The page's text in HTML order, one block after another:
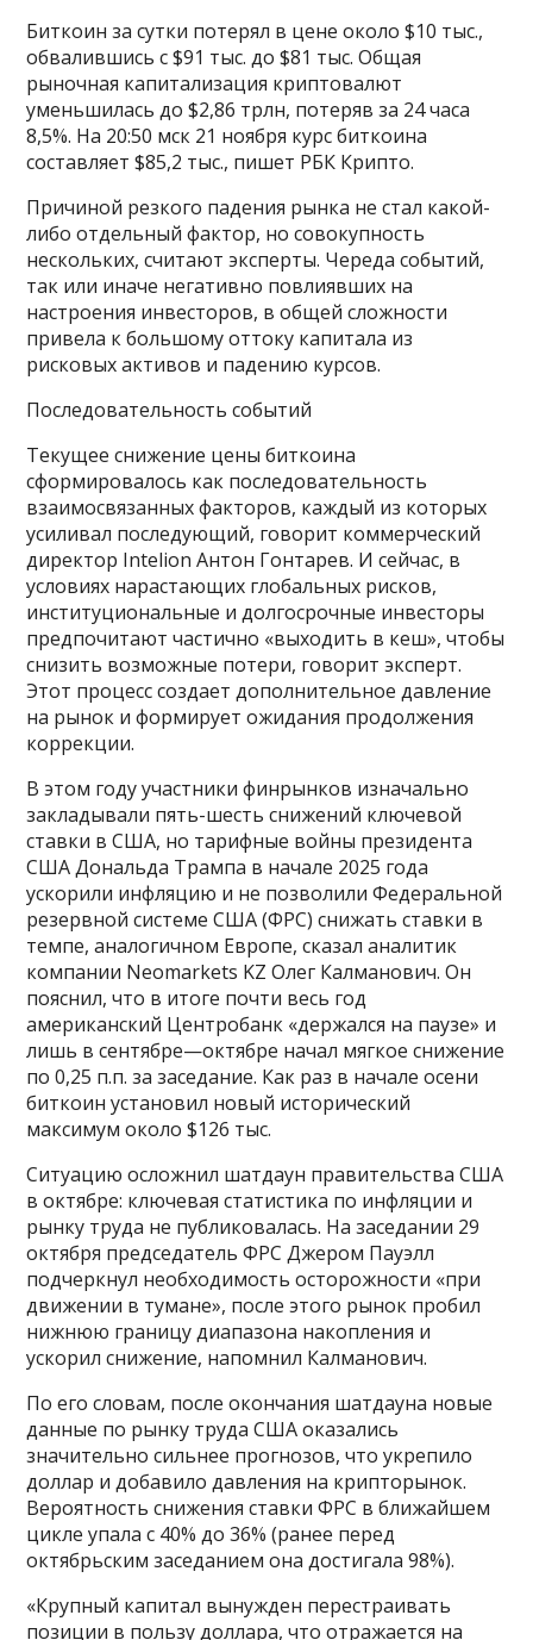
Биткоин за сутки потерял в цене около $10 тыс.,
обвалившись с $91 тыс. до $81 тыс. Общая
рыночная капитализация криптовалют
уменьшилась до $2,86 трлн, потеряв за 24 часа
8,5%. На 20:50 мск 21 ноября курс биткоина
составляет $85,2 тыс., пишет РБК Крипто.
Причиной резкого падения рынка не стал какой-
либо отдельный фактор, но совокупность
нескольких, считают эксперты. Череда событий,
так или иначе негативно повлиявших на
настроения инвесторов, в общей сложности
привела к большому оттоку капитала из
рисковых активов и падению курсов.
Последовательность событий
Текущее снижение цены биткоина
сформировалось как последовательность
взаимосвязанных факторов, каждый из которых
усиливал последующий, говорит коммерческий
директор Intelion Антон Гонтарев. И сейчас, в
условиях нарастающих глобальных рисков,
институциональные и долгосрочные инвесторы
предпочитают частично «выходить в кеш», чтобы
снизить возможные потери, говорит эксперт.
Этот процесс создает дополнительное давление
на рынок и формирует ожидания продолжения
коррекции.
В этом году участники финрынков изначально
закладывали пять-шесть снижений ключевой
ставки в США, но тарифные войны президента
США Дональда Трампа в начале 2025 года
ускорили инфляцию и не позволили Федеральной
резервной системе США (ФРС) снижать ставки в
темпе, аналогичном Европе, сказал аналитик
компании Neomarkets KZ Олег Калманович. Он
пояснил, что в итоге почти весь год
американский Центробанк «держался на паузе» и
лишь в сентябре—октябре начал мягкое снижение
по 0,25 п.п. за заседание. Как раз в начале осени
биткоин установил новый исторический
максимум около $126 тыс.
Ситуацию осложнил шатдаун правительства США
в октябре: ключевая статистика по инфляции и
рынку труда не публиковалась. На заседании 29
октября председатель ФРС Джером Пауэлл
подчеркнул необходимость осторожности «при
движении в тумане», после этого рынок пробил
нижнюю границу диапазона накопления и
ускорил снижение, напомнил Калманович.
По его словам, после окончания шатдауна новые
данные по рынку труда США оказались
значительно сильнее прогнозов, что укрепило
доллар и добавило давления на крипторынок.
Вероятность снижения ставки ФРС в ближайшем
цикле упала с 40% до 36% (ранее перед
октябрьским заседанием она достигала 98%).
«Крупный капитал вынужден перестраивать
позиции в пользу доллара, что отражается на